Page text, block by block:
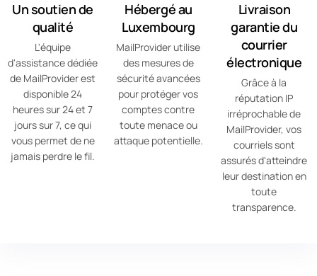
Un soutien de
qualité
L'équipe
d'assistance dédiée
de MailProvider est
disponible 24
heures sur 24 et 7
jours sur 7, ce qui
vous permet de ne
jamais perdre le fil.
Hébergé au
Luxembourg
MailProvider utilise
des mesures de
sécurité avancées
pour protéger vos
comptes contre
toute menace ou
attaque potentielle.
Livraison
garantie du
courrier
électronique
Grâce à la
réputation IP
irréprochable de
MailProvider, vos
courriels sont
assurés d'atteindre
leur destination en
toute
transparence.